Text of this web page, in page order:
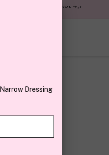
kunder – Trustpilot 4,7
30 ml
Dressing